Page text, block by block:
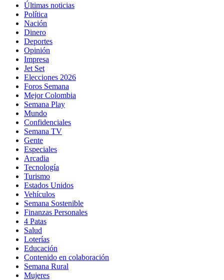
Últimas noticias
Política
Nación
Dinero
Deportes
Opinión
Impresa
Jet Set
Elecciones 2026
Foros Semana
Mejor Colombia
Semana Play
Mundo
Confidenciales
Semana TV
Gente
Especiales
Arcadia
Tecnología
Turismo
Estados Unidos
Vehículos
Semana Sostenible
Finanzas Personales
4 Patas
Salud
Loterías
Educación
Contenido en colaboración
Semana Rural
Mujeres